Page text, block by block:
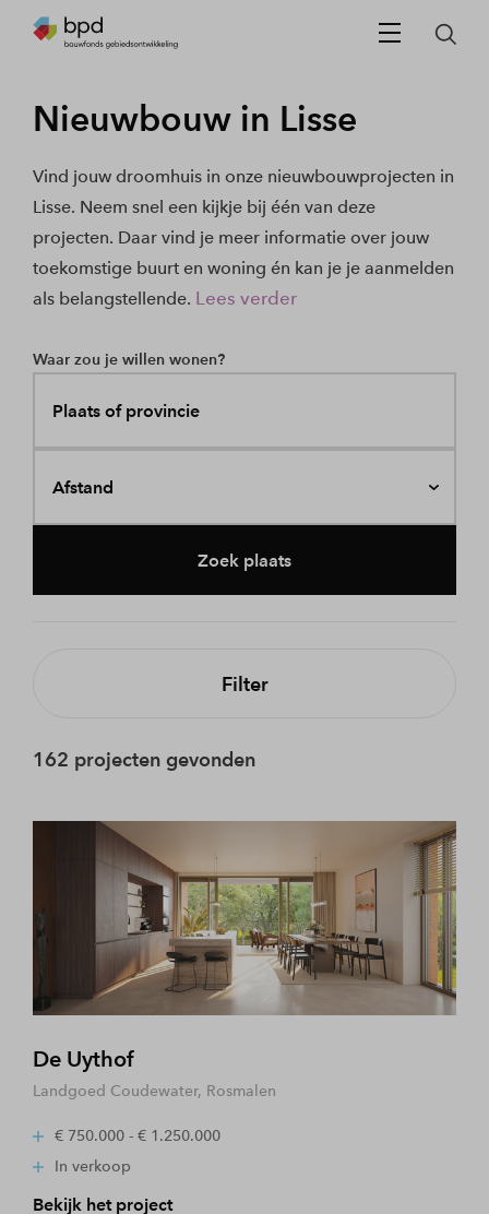
Nieuwbouw in Lisse
Vind jouw droomhuis in onze nieuwbouwprojecten in
Lisse. Neem snel een kijkje bij één van deze
projecten. Daar vind je meer informatie over jouw
toekomstige buurt en woning én kan je je aanmelden
als belangstellende. Lees verder
Waar zou je willen wonen?
Plaats of provincie
Afstand
Zoek plaats
Filter
162 projecten gevonden
De Uythof
Landgoed Coudewater, Rosmalen
€ 750.000 - € 1.250.000
In verkoop
Bekijk het project